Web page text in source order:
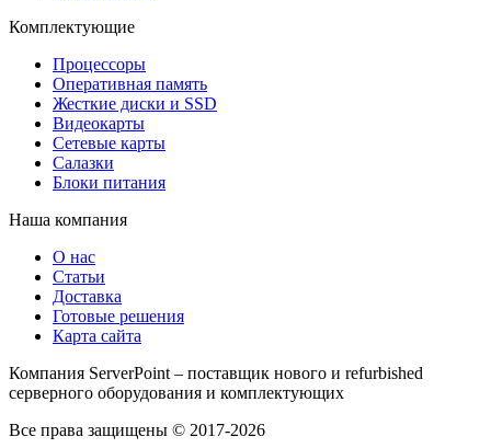
Комплектующие
Процессоры
Оперативная память
Жесткие диски и SSD
Видеокарты
Сетевые карты
Салазки
Блоки питания
Наша компания
О нас
Статьи
Доставка
Готовые решения
Карта сайта
Компания ServerPoint – поставщик нового и refurbished
серверного оборудования и комплектующих
Все права защищены © 2017-2026